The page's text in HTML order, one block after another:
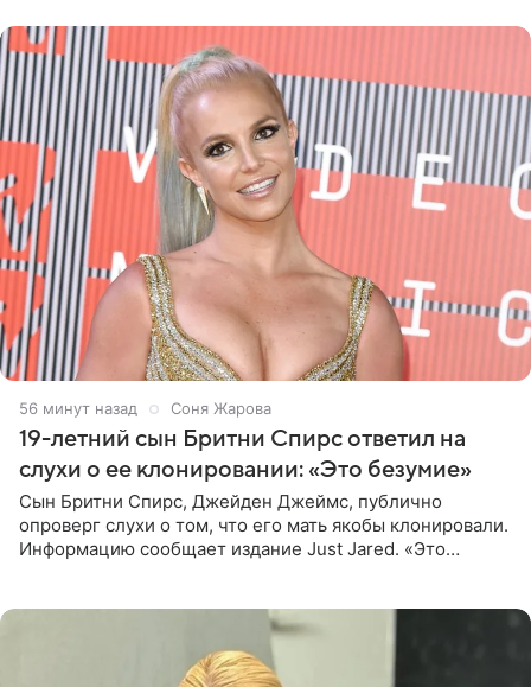
57 минут назад Соня Жарова
19-летний сын Бритни Спирс ответил на
слухи о ее клонировании: «Это безумие»
Сын Бритни Спирс, Джейден Джеймс, публично
опроверг слухи о том, что его мать якобы клонировали.
Информацию сообщает издание Just Jared. «Это